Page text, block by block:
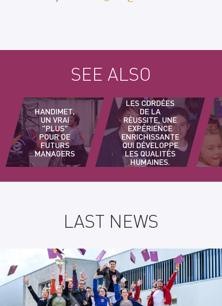
SEE ALSO
HANDIMET,
UN VRAI
"PLUS"
POUR DE
FUTURS
MANAGERS
LES CORDÉES
DE LA
RÉUSSITE, UNE
EXPÉRIENCE
ENRICHISSANTE
QUI DÉVELOPPE
LES QUALITÉS
HUMAINES.
LAST NEWS